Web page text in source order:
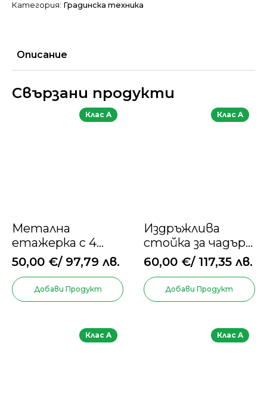
Категория: Градинска техника
Описание
Свързани продукти
Клас A
Mетална
етажерка с 4
рафта
50,00 €/ 97,79 лв.
Добави Продукт
Клас A
Издръжлива
стойка за чадър
за тераса с 4
колела, 2
заключващи
механизма
60,00 €/ 117,35 лв.
Добави Продукт
Клас A Клас A